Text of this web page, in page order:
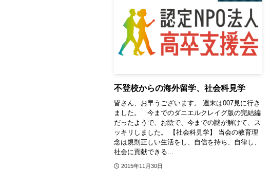
不登校からの海外留学、社会科見学
皆さん、お早うございます。 週末は007見に行き
ました。 今までのダニエルクレイグ版の完結編
だったようで、お陰で、今までの謎が解けて、ス
ッキリしました。 【社会科見学】 当会の教育理
念は規則正しい生活をし、自信を持ち、自律し、
社会に貢献できる...
2015年11月30日